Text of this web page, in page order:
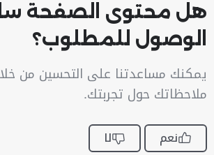
هل محتوى الصفحة
الوصول للمطلوب؟
يمكنك مساعدتنا على التحسين من
ملاحظاتك حول تجربتك.
نعم لا